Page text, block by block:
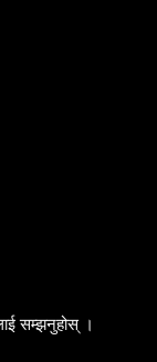
सम्झनुहोस् ।